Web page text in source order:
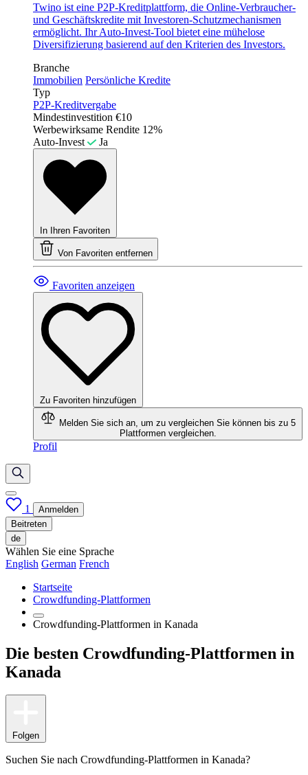
Twino ist eine P2P-Kreditplattform, die Online-Verbraucher-
und Geschäftskredite mit Investoren-Schutzmechanismen
ermöglicht. Ihr Auto-Invest-Tool bietet eine mühelose
Diversifizierung basierend auf den Kriterien des Investors.
Branche
Immobilien Persönliche Kredite
Typ
P2P-Kreditvergabe
Mindestinvestition €10
Werbewirksame Rendite 12%
Auto-Invest
Ja
In Ihren Favoriten
Von Favoriten entfernen
Favoriten anzeigen
Zu Favoriten hinzufügen
Melden Sie sich an, um zu vergleichen Sie können bis zu 5
Plattformen vergleichen.
Profil
1
Anmelden
Beitreten
de
Wählen Sie eine Sprache
English German French
Startseite
Crowdfunding-Plattformen
Crowdfunding-Plattformen in Kanada
Die besten Crowdfunding-Plattformen in
Kanada
Folgen
Suchen Sie nach Crowdfunding-Plattformen in Kanada?